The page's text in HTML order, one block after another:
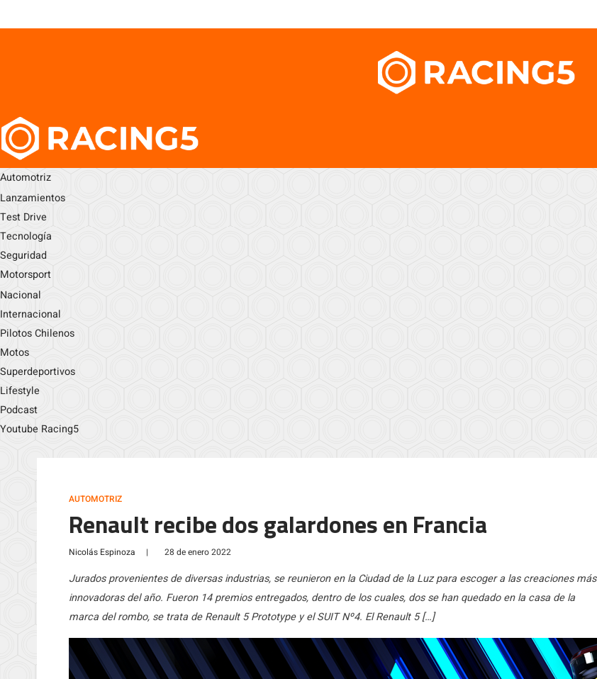
Automotriz
Lanzamientos
Test Drive
Tecnología
Seguridad
Motorsport
Nacional
Internacional
Pilotos Chilenos
Motos
Superdeportivos
Lifestyle
Podcast
Youtube Racing5
AUTOMOTRIZ
Renault recibe dos galardones en Francia
Nicolás Espinoza | 28 de enero 2022
Jurados provenientes de diversas industrias, se reunieron en la Ciudad de la Luz para escoger a las creaciones más
innovadoras del año. Fueron 14 premios entregados, dentro de los cuales, dos se han quedado en la casa de la
marca del rombo, se trata de Renault 5 Prototype y el SUIT Nº4. El Renault 5 […]